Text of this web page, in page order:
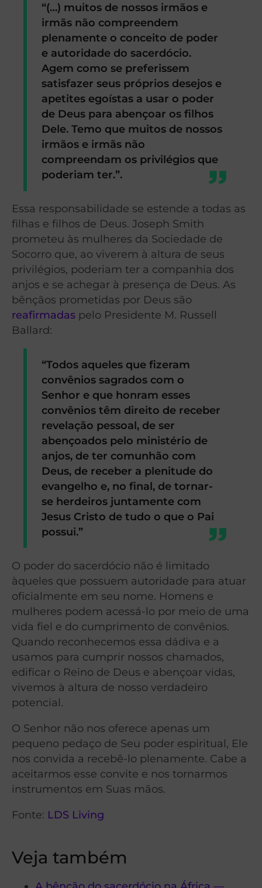
“(…) muitos de nossos irmãos e
irmãs não compreendem
plenamente o conceito de poder
e autoridade do sacerdócio.
Agem como se preferissem
satisfazer seus próprios desejos e
apetites egoístas a usar o poder
de Deus para abençoar os filhos
Dele. Temo que muitos de nossos
irmãos e irmãs não
compreendam os privilégios que
poderiam ter.”.
Essa responsabilidade se estende a todas as
filhas e filhos de Deus. Joseph Smith
prometeu às mulheres da Sociedade de
Socorro que, ao viverem à altura de seus
privilégios, poderiam ter a companhia dos
anjos e se achegar à presença de Deus. As
bênçãos prometidas por Deus são
reafirmadas pelo Presidente M. Russell
Ballard:
“Todos aqueles que fizeram
convênios sagrados com o
Senhor e que honram esses
convênios têm direito de receber
revelação pessoal, de ser
abençoados pelo ministério de
anjos, de ter comunhão com
Deus, de receber a plenitude do
evangelho e, no final, de tornar-
se herdeiros juntamente com
Jesus Cristo de tudo o que o Pai
possui.”
O poder do sacerdócio não é limitado
àqueles que possuem autoridade para atuar
oficialmente em seu nome. Homens e
mulheres podem acessá-lo por meio de uma
vida fiel e do cumprimento de convênios.
Quando reconhecemos essa dádiva e a
usamos para cumprir nossos chamados,
edificar o Reino de Deus e abençoar vidas,
vivemos à altura de nosso verdadeiro
potencial.
O Senhor não nos oferece apenas um
pequeno pedaço de Seu poder espiritual, Ele
nos convida a recebê-lo plenamente. Cabe a
aceitarmos esse convite e nos tornarmos
instrumentos em Suas mãos.
Fonte: LDS Living
Veja também